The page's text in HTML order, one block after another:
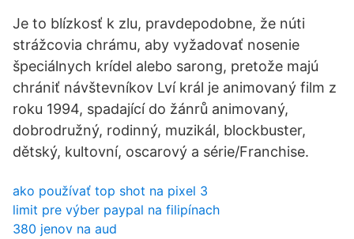
Je to blízkosť k zlu, pravdepodobne, že núti
strážcovia chrámu, aby vyžadovať nosenie
špeciálnych krídel alebo sarong, pretože majú
chrániť návštevníkov Lví král je animovaný film z
roku 1994, spadající do žánrů animovaný,
dobrodružný, rodinný, muzikál, blockbuster,
dětský, kultovní, oscarový a série/Franchise.
ako používať top shot na pixel 3
limit pre výber paypal na filipínach
380 jenov na aud